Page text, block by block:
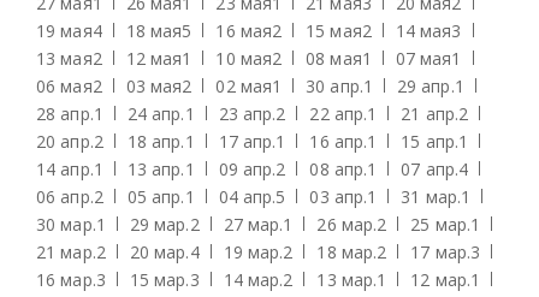
19 мая4 18 мая5 16 мая2 15 мая2 14 мая3
13 мая2 12 мая1 10 мая2 08 мая1 07 мая1
06 мая2 03 мая2 02 мая1 30 апр.1 29 апр.1
28 апр.1 24 апр.1 23 апр.2 22 апр.1 21 апр.2
20 апр.2 18 апр.1 17 апр.1 16 апр.1 15 апр.1
14 апр.1 13 апр.1 09 апр.2 08 апр.1 07 апр.4
06 апр.2 05 апр.1 04 апр.5 03 апр.1 31 мар.1
30 мар.1 29 мар.2 27 мар.1 26 мар.2 25 мар.1
21 мар.2 20 мар.4 19 мар.2 18 мар.2 17 мар.3
16 мар.3 15 мар.3 14 мар.2 13 мар.1 12 мар.1